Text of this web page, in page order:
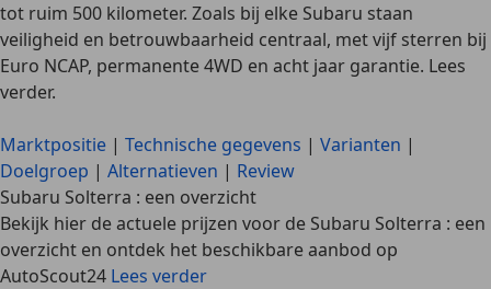
tot ruim 500 kilometer. Zoals bij elke Subaru staan
veiligheid en betrouwbaarheid centraal, met vijf sterren bij
Euro NCAP, permanente 4WD en acht jaar garantie. Lees
verder.
Marktpositie | Technische gegevens | Varianten |
Doelgroep | Alternatieven | Review
Subaru Solterra : een overzicht
Bekijk hier de actuele prijzen voor de Subaru Solterra : een
overzicht en ontdek het beschikbare aanbod op
AutoScout24 Lees verder